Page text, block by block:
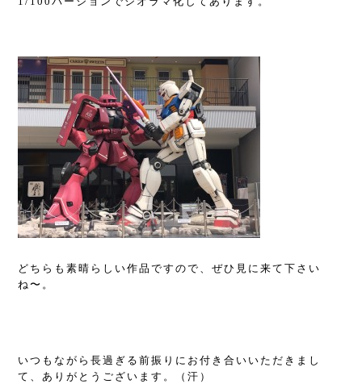
どちらも素晴らしい作品ですので、ぜひ見に来て下さい
ね〜。
いつもながら長過ぎる前振りにお付き合いいただきまし
て、ありがとうございます。（汗）